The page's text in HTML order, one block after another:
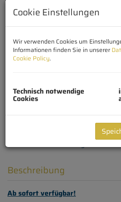
Beschreibung
Ab sofort verfügbar!
Cookie Einstellungen
Wir verwenden Cookies um
Informationen finden Sie in unserer
Cookie Policy.
Technisch notwendige
Cookies